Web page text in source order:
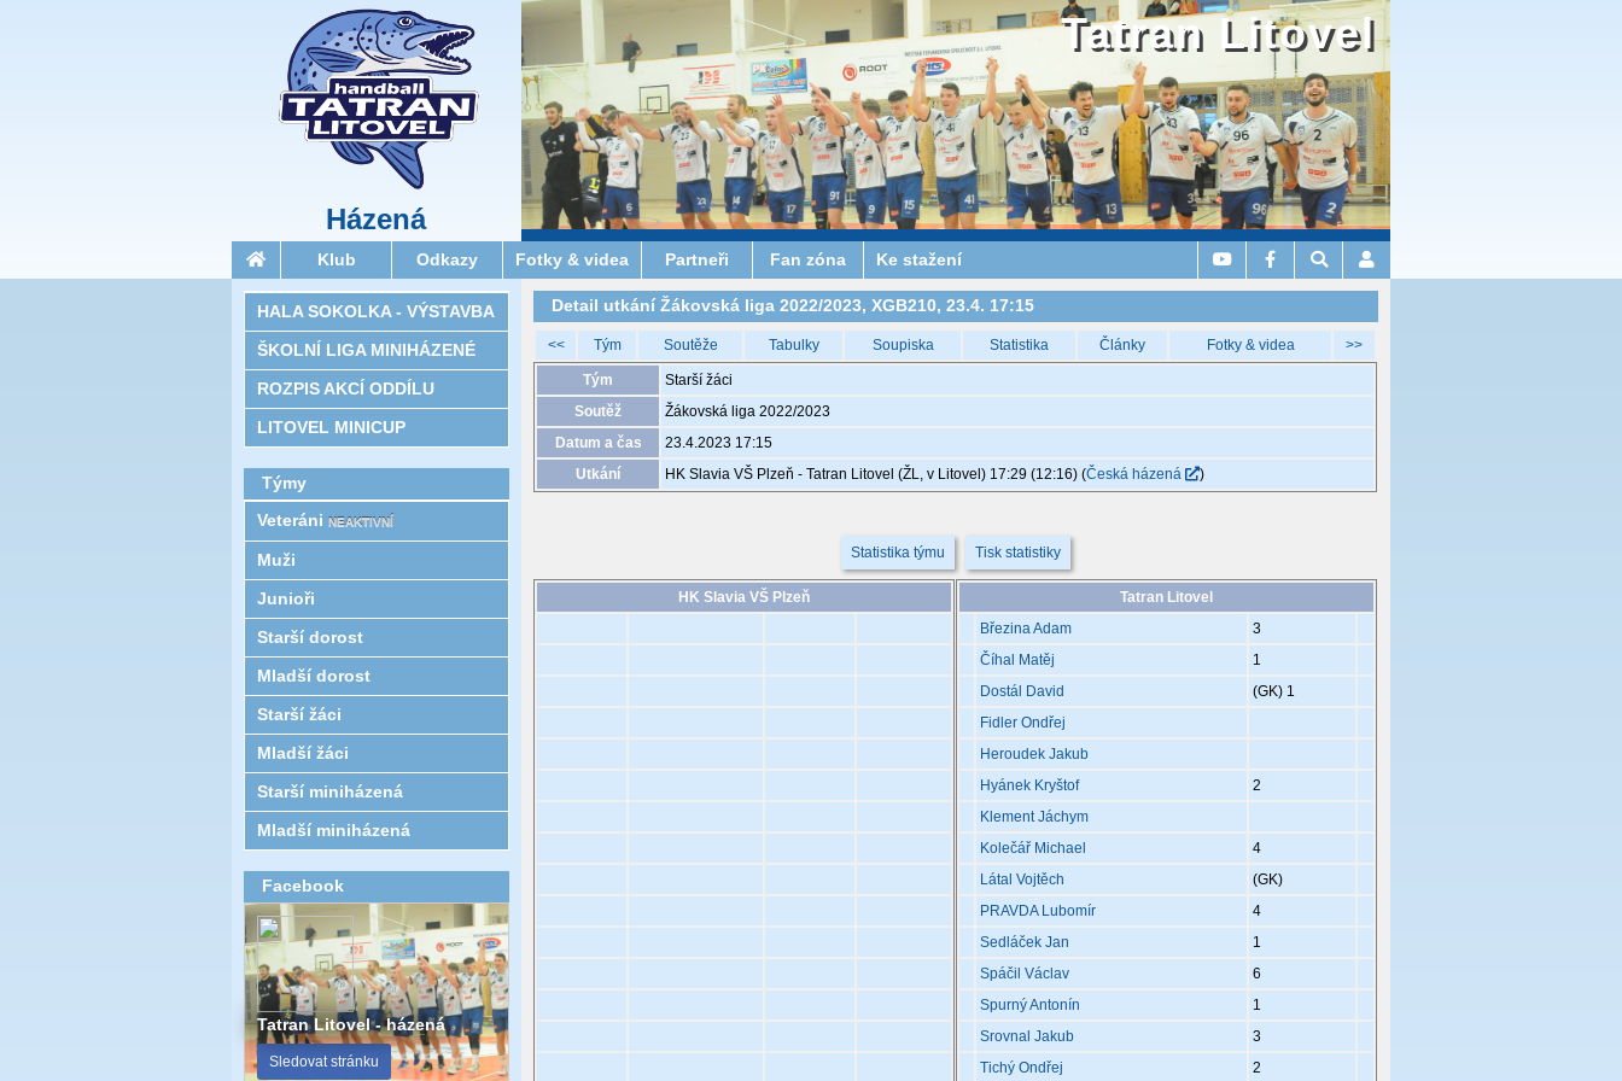
Házená
Tatran Litovel
Klub Odkazy Fotky & videa Partneři Fan zóna Ke stažení
Detail utkání Žákovská liga 2022/2023, XGB210, 23.4. 17:15
<< Tým Soutěže Tabulky Soupiska Statistika Články Fotky & videa >>
Tým
Starší žáci
Soutěž
Žákovská liga 2022/2023
Datum a čas
23.4.2023 17:15
Utkání
HK Slavia VŠ Plzeň - Tatran Litovel (ŽL, v Litovel) 17:29 (12:16)(Česká házená )
Statistika týmu Tisk statistiky
HK Slavia VŠ Plzeň
Tatran Litovel
Březina Adam
3
Číhal Matěj
1
Dostál David
(GK) 1
Fidler Ondřej
Heroudek Jakub
Hyánek Kryštof
2
Klement Jáchym
Kolečář Michael
4
Látal Vojtěch
(GK)
PRAVDA Lubomír
4
Sedláček Jan
1
Spáčil Václav
6
Spurný Antonín
1
Srovnal Jakub
3
Tichý Ondřej
2
HALA SOKOLKA - VÝSTAVBA
ŠKOLNÍ LIGA MINIHÁZENÉ
ROZPIS AKCÍ ODDÍLU
LITOVEL MINICUP
Týmy
Veteráni NEAKTIVNÍ
Muži
Junioři
Starší dorost
Mladší dorost
Starší žáci
Mladší žáci
Starší miniházená
Mladší miniházená
Facebook
Tatran Litovel - házená
Sledovat stránku